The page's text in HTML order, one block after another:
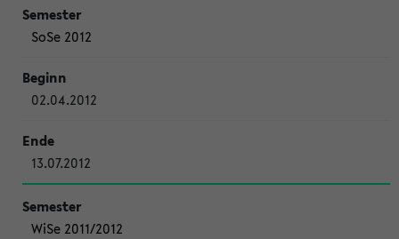
SoSe 2012
02.04.2012
13.07.2012
WiSe 2011/2012